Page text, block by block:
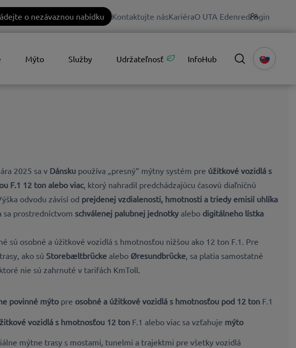
o nezávaznou nabídku Kontaktujte násKariéraO UTA EdenredLogin
Mýto Služby Udržateľnosť InfoHub
2025 sa v Dánsku používa „presný“ mýtny systém pre úžitkové vozidlá s
F.1 12 ton alebo viac, ktorý nahradil predchádzajúcu časovú diaľničnú
odvodu závisí od prejdenej vzdialenosti, hmotnosti a triedy emisií uhlíka
sa prostredníctvom schválenej palubnej jednotky alebo digitálneho lístka
sú osobné a úžitkové vozidlá s hmotnosťou nižšou ako 12 ton F.1. Pre
ako sú Storebæltbrücke alebo Øresundbrücke , sa platia samostatné
nie sú zahrnuté v tarifách KmToll.
povinné mýto pre osobné a úžitkové vozidlá s hmotnosťou pod 12 ton F.1
vozidlá s hmotnosťou 12 ton F.1 alebo viac sa vzťahuje mýto
mýtne trasy s mostami, tunelmi a trajektmi pre všetky vozidlá